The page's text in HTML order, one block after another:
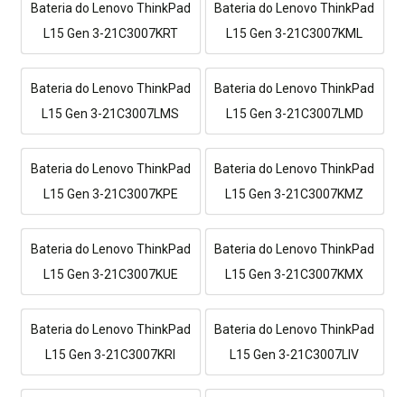
Bateria do Lenovo ThinkPad
L15 Gen 3-21C3007KRT
Bateria do Lenovo ThinkPad
L15 Gen 3-21C3007KML
Bateria do Lenovo ThinkPad
L15 Gen 3-21C3007LMS
Bateria do Lenovo ThinkPad
L15 Gen 3-21C3007LMD
Bateria do Lenovo ThinkPad
L15 Gen 3-21C3007KPE
Bateria do Lenovo ThinkPad
L15 Gen 3-21C3007KMZ
Bateria do Lenovo ThinkPad
L15 Gen 3-21C3007KUE
Bateria do Lenovo ThinkPad
L15 Gen 3-21C3007KMX
Bateria do Lenovo ThinkPad
L15 Gen 3-21C3007KRI
Bateria do Lenovo ThinkPad
L15 Gen 3-21C3007LIV